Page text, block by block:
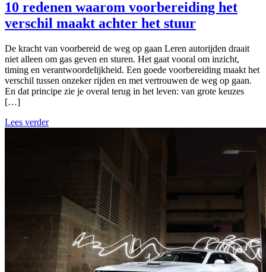
10 redenen waarom voorbereiding het
verschil maakt achter het stuur
De kracht van voorbereid de weg op gaan Leren autorijden draait
niet alleen om gas geven en sturen. Het gaat vooral om inzicht,
timing en verantwoordelijkheid. Een goede voorbereiding maakt het
verschil tussen onzeker rijden en met vertrouwen de weg op gaan.
En dat principe zie je overal terug in het leven: van grote keuzes
[…]
Lees verder